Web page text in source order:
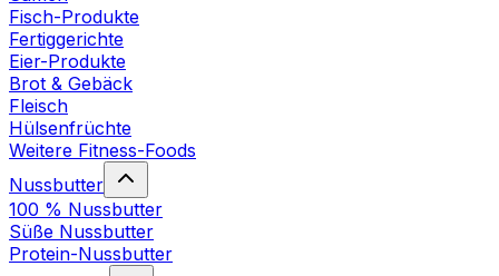
Fisch-Produkte
Fertiggerichte
Eier-Produkte
Brot & Gebäck
Fleisch
Hülsenfrüchte
Weitere Fitness-Foods
Nussbutter
100 % Nussbutter
Süße Nussbutter
Protein-Nussbutter